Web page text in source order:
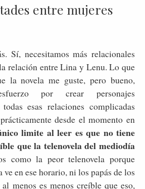
entre mujeres
Sí, necesitamos más relacionales
relación entre Lina y Lenu. Lo que
la novela me guste, pero bueno,
por crear personajes
esas relaciones complicadas
desde el momento en
limite al leer es que no tiene
que la telenovela del mediodía
como la peor telenovela porque
en ese horario, ni los papás de los
menos es menos creíble que eso,